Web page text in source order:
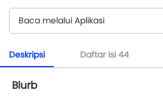
Baca melalui Aplikasi
Deskripsi Daftar isi 44
Blurb